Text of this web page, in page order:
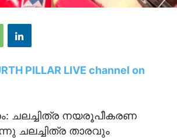
PILLAR LIVE channel on
ചലച്ചിത്ര നയരൂപീകരണ
ചലച്ചിത്ര താരവും